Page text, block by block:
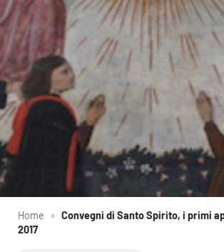
Home » Convegni di Santo Spirito, i primi
2017